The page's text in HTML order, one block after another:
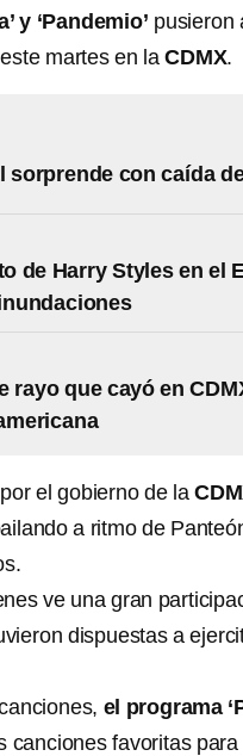
y ‘Pandemio’ pusieron
martes en laCDMX.
sorprende con caída
de Harry Styles en el
rayo que cayó en
el gobierno de la
a ritmo de
ve una gran
dispuestas a
el programa
canciones favoritas